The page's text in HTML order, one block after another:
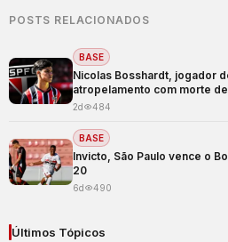
POSTS RELACIONADOS
BASE
Nicolas Bosshardt, jogador
atropelamento com morte
2d 484
BASE
Invicto, São Paulo vence o
20
6d 490
Últimos Tópicos